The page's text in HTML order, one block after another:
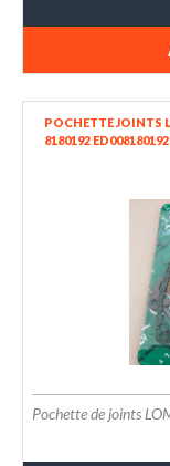
POCHETTE JOINTS
8180192
Pochette de joints